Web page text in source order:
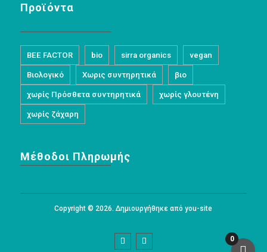
Προϊόντα
BEE FACTOR bio sirra organics vegan
Βιολογικό Χωρις συντηρητικά βιο
χωρίς Πρόσθετα συντηρητικά χωρίς γλουτένη
χωρίς ζάχαρη
Μέθοδοι Πληρωμής
Copyright © 2026. Δημιουργήθηκε από you-site
0